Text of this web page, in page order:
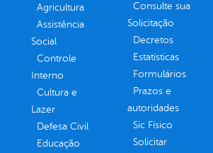
Agricultura
Assistência
Social
Controle
Interno
Cultura e
Lazer
Defesa Civil
Educação
Consulte sua
Solicitação
Decretos
Estatísticas
Formulários
Prazos e
autoridades
Sic Físico
Solicitar